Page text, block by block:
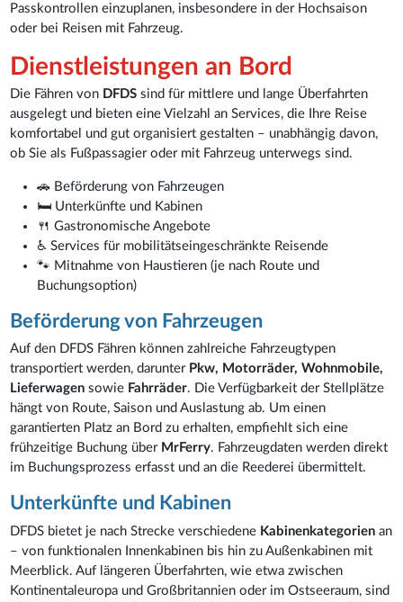
Passkontrollen einzuplanen, insbesondere in der Hochsaison
oder bei Reisen mit Fahrzeug.
Dienstleistungen an Bord
Die Fähren von DFDS sind für mittlere und lange Überfahrten
ausgelegt und bieten eine Vielzahl an Services, die Ihre Reise
komfortabel und gut organisiert gestalten – unabhängig davon,
ob Sie als Fußpassagier oder mit Fahrzeug unterwegs sind.
🚗 Beförderung von Fahrzeugen
🛏️ Unterkünfte und Kabinen
🍴 Gastronomische Angebote
♿ Services für mobilitätseingeschränkte Reisende
🐾 Mitnahme von Haustieren (je nach Route und
Buchungsoption)
Beförderung von Fahrzeugen
Auf den DFDS Fähren können zahlreiche Fahrzeugtypen
transportiert werden, darunter Pkw, Motorräder, Wohnmobile,
Lieferwagen sowie Fahrräder. Die Verfügbarkeit der Stellplätze
hängt von Route, Saison und Auslastung ab. Um einen
garantierten Platz an Bord zu erhalten, empfiehlt sich eine
frühzeitige Buchung über MrFerry. Fahrzeugdaten werden direkt
im Buchungsprozess erfasst und an die Reederei übermittelt.
Unterkünfte und Kabinen
DFDS bietet je nach Strecke verschiedene Kabinenkategorien an
– von funktionalen Innenkabinen bis hin zu Außenkabinen mit
Meerblick. Auf längeren Überfahrten, wie etwa zwischen
Kontinentaleuropa und Großbritannien oder im Ostseeraum, sind